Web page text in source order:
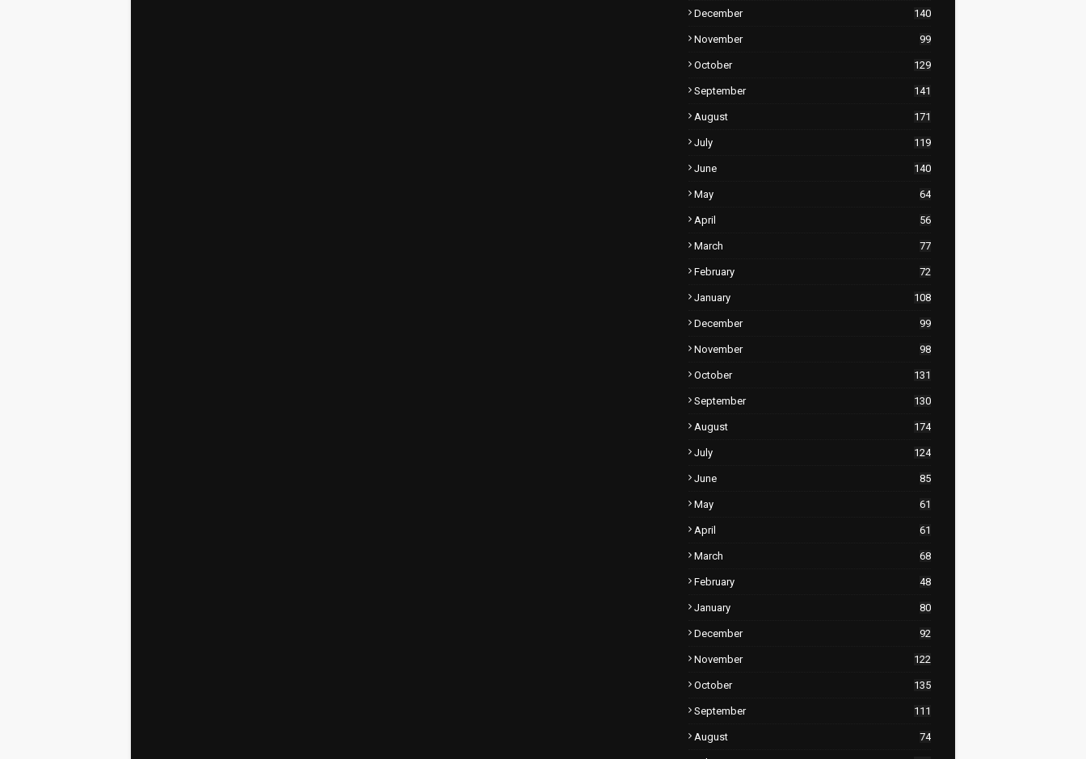
December 140
November 99
October 129
September 141
August 171
July 119
June 140
May 64
April 56
March 77
February 72
January 108
December 99
November 98
October 131
September 130
August 174
July 124
June 85
May 61
April 61
March 68
February 48
January 80
December 92
November 122
October 135
September 111
August 74